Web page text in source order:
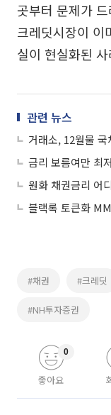
곳부터 문제가
크레딧시장이 이
실이 현실화된
관련 뉴스
원화 채권금리 어
블랙록 토큰화
#채권 #크레딧
#NH투자증권
좋아요
0